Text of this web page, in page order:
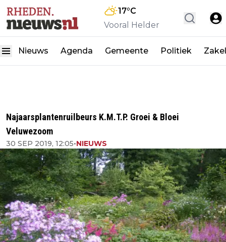
17°C
Vooral Helder
Nieuws Agenda Gemeente Politiek
Najaarsplantenruilbeurs K.M.T.P. Groei & Bloei
Veluwezoom
30 SEP 2019, 12:05•NIEUWS